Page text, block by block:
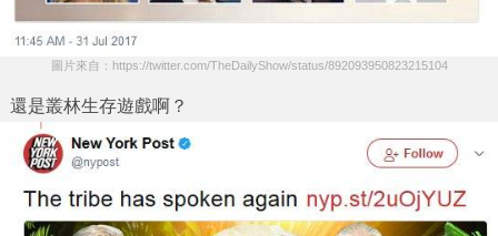
圖片來自：https://twitter.com/TheDailyShow/status/892093950823215104
還是叢林生存遊戲啊？